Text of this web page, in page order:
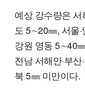
예상 강수량은 서
도 5∼20㎜, 서울·
강원 영동 5∼40㎜
전남 서해안·부
북 5㎜ 미만이다.